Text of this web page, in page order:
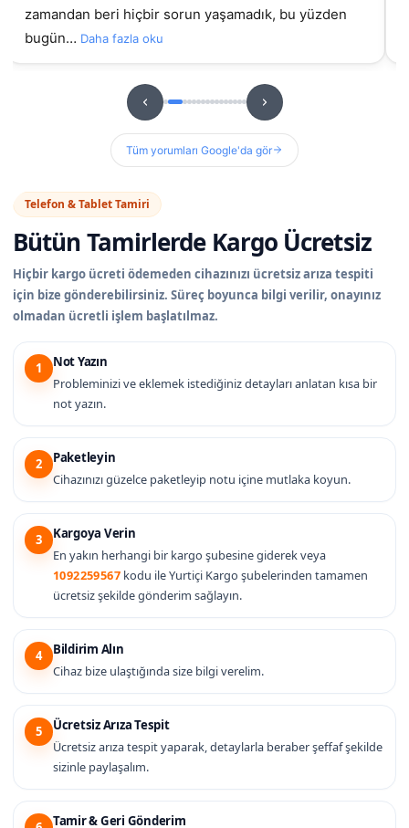
zamandan beri hiçbir sorun yaşamadık, bu yüzden
bugün… Daha fazla oku
Tüm yorumları Google'da gör
Telefon & Tablet Tamiri
Bütün Tamirlerde Kargo Ücretsiz
Hiçbir kargo ücreti ödemeden cihazınızı ücretsiz arıza tespiti
için bize gönderebilirsiniz. Süreç boyunca bilgi verilir, onayınız
olmadan ücretli işlem başlatılmaz.
1
Not Yazın
Probleminizi ve eklemek istediğiniz detayları anlatan kısa bir
not yazın.
2
Paketleyin
Cihazınızı güzelce paketleyip notu içine mutlaka koyun.
3
Kargoya Verin
En yakın herhangi bir kargo şubesine giderek veya
1092259567 kodu ile Yurtiçi Kargo şubelerinden tamamen
ücretsiz şekilde gönderim sağlayın.
4
Bildirim Alın
Cihaz bize ulaştığında size bilgi verelim.
5
Ücretsiz Arıza Tespit
Ücretsiz arıza tespit yaparak, detaylarla beraber şeffaf şekilde
sizinle paylaşalım.
Tamir & Geri Gönderim